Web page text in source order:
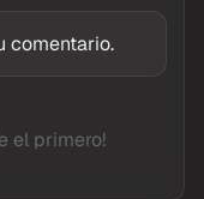
comentario.
el primero!